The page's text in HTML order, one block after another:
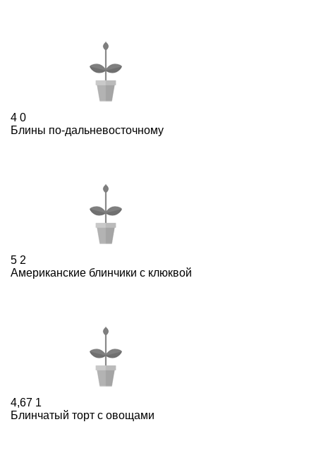
4 0
Блины по-дальневосточному
5 2
Американские блинчики с клюквой
4,67 1
Блинчатый торт с овощами